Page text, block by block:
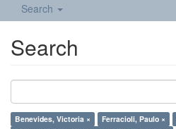
Search
Search
Benevides, Victoria × Ferracioli, Paulo ×